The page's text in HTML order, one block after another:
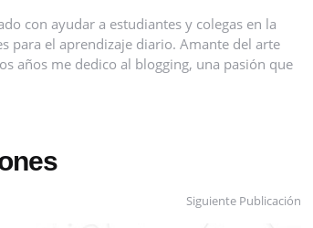
con ayudar a estudiantes y colegas en la
para el aprendizaje diario. Amante del arte
años me dedico al blogging, una pasión que
Siguiente Publicación